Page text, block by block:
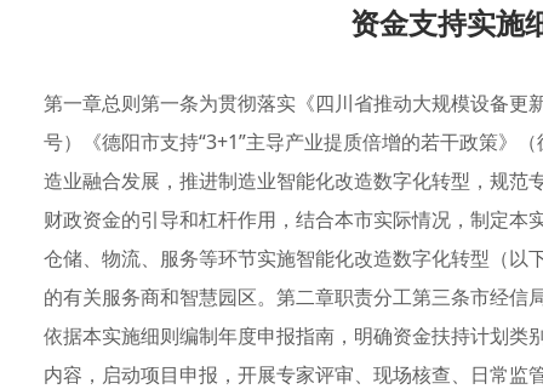
资金支持实施
第一章总则第一条为贯彻落实《四川省推动大规模设备
号）《德阳市支持“3+1”主导产业提质倍增的若干政策》
造业融合发展，推进制造业智能化改造数字化转型，规
财政资金的引导和杠杆作用，结合本市实际情况，制定
仓储、物流、服务等环节实施智能化改造数字化转型（以
的有关服务商和智慧园区。第二章职责分工第三条市经
依据本实施细则编制年度申报指南，明确资金扶持计划
内容，启动项目申报，开展专家评审、现场核查、日常